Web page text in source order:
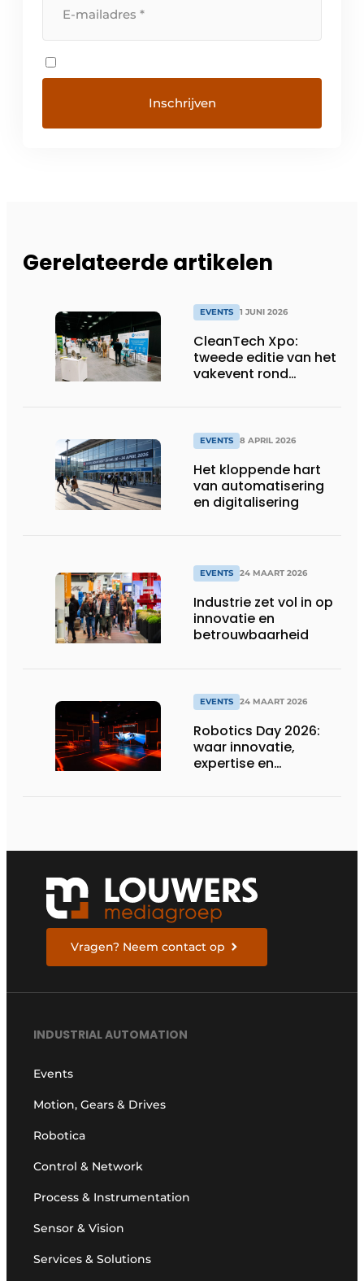
Gerelateerde artikelen
EVENTS 1 JUNI 2026
CleanTech Xpo:
tweede editie van het
vakevent rond
EVENTS 8 APRIL 2026
Het kloppende hart
van automatisering
en digitalisering
EVENTS 24 MAART 2026
Industrie zet vol in op
innovatie en
betrouwbaarheid
EVENTS 24 MAART 2026
Robotics Day 2026:
waar innovatie,
expertise en
Vragen? Neem contact op
INDUSTRIAL AUTOMATION
Events
Motion, Gears & Drives
Robotica
Control & Network
Process & Instrumentation
Sensor & Vision
Services & Solutions